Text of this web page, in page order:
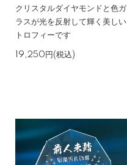
クリスタルダイヤモンドと色ガ
ラスが光を反射して輝く美しい
トロフィーです
19,250円(税込)